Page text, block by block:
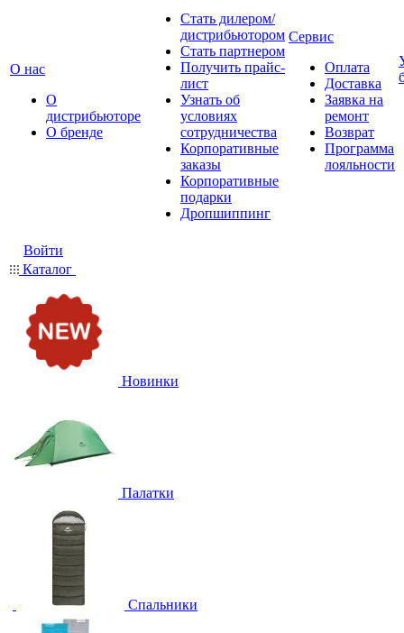
О нас
О
дистрибьюторе
О бренде
Стать дилером/
дистрибьютором
Стать партнером
Получить прайс-
лист
Узнать об
условиях
сотрудничества
Корпоративные
заказы
Корпоративные
подарки
Дропшиппинг
Сервис
Оплата
Доставка
Заявка на
ремонт
Возврат
Программа
лояльности
Войти
Каталог
Новинки
Палатки
Спальники